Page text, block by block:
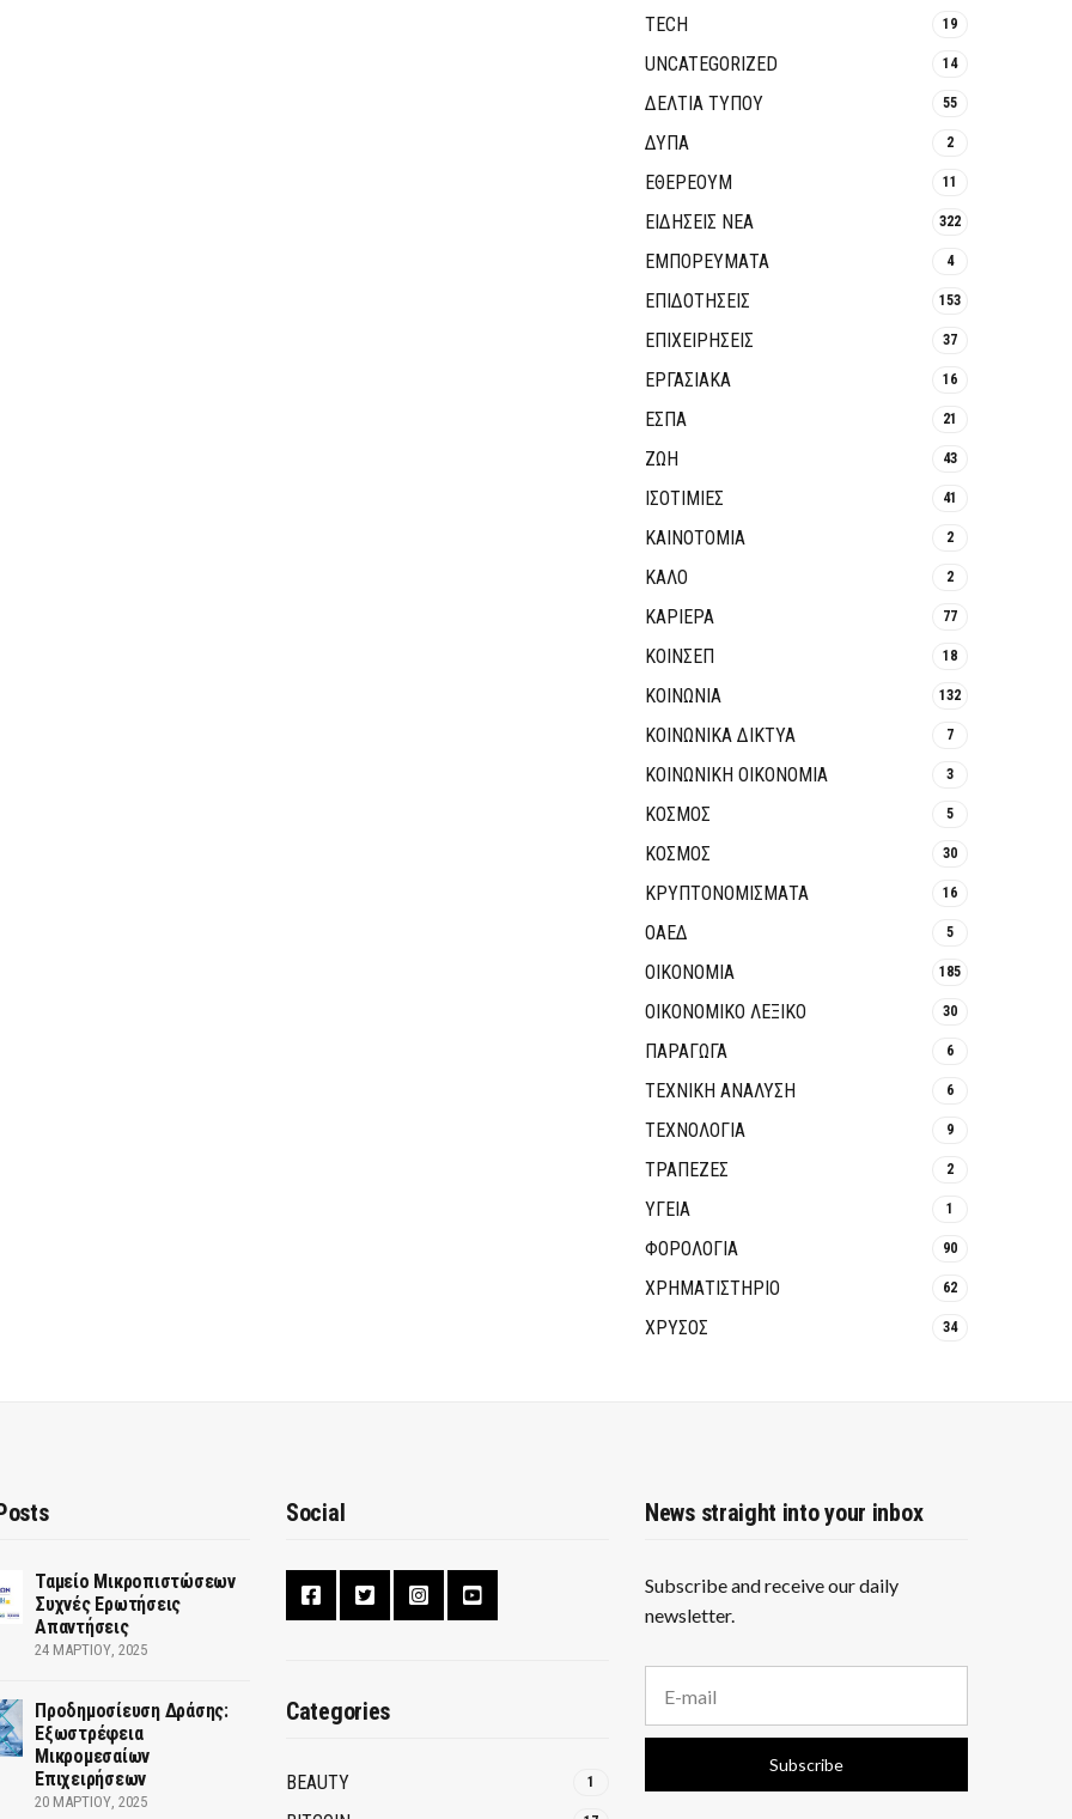
TECH 19
UNCATEGORIZED 14
ΔΕΛΤΙΑ ΤΥΠΟΥ 55
ΔΥΠΑ 2
ΕΘΈΡΕΟΥΜ 11
ΕΙΔΗΣΕΙΣ ΝΕΑ 322
ΕΜΠΟΡΕΥΜΑΤΑ 4
ΕΠΙΔΟΤΗΣΕΙΣ 153
ΕΠΙΧΕΙΡΗΣΕΙΣ 37
ΕΡΓΑΣΙΑΚΑ 16
ΕΣΠΑ 21
ΖΩΗ 43
ΙΣΟΤΙΜΙΕΣ 41
ΚΑΙΝΟΤΟΜΊΑ 2
ΚΑΛΟ 2
ΚΑΡΙΕΡΑ 77
ΚΟΙΝΣΕΠ 18
ΚΟΙΝΩΝΙΑ 132
ΚΟΙΝΩΝΙΚΆ ΔΊΚΤΥΑ 7
ΚΟΙΝΩΝΙΚΉ ΟΙΚΟΝΟΜΊΑ 3
ΚΟΣΜΟΣ 5
ΚΟΣΜΟΣ 30
ΚΡΥΠΤΟΝΟΜΊΣΜΑΤΑ 16
ΟΑΕΔ 5
ΟΙΚΟΝΟΜΙΑ 185
ΟΙΚΟΝΟΜΙΚΟ ΛΕΞΙΚΟ 30
ΠΑΡΑΓΩΓΑ 6
ΤΕΧΝΙΚΗ ΑΝΑΛΥΣΗ 6
ΤΕΧΝΟΛΟΓΙΑ 9
ΤΡΆΠΕΖΕΣ 2
ΥΓΕΙΑ 1
ΦΟΡΟΛΟΓΙΑ 90
ΧΡΗΜΑΤΙΣΤΗΡΙΟ 62
ΧΡΥΣΟΣ 34
Ταμείο Μικροπιστώσεων
Συχνές Ερωτήσεις
Απαντήσεις
24 ΜΑΡΤΊΟΥ, 2025
Προδημοσίευση Δράσης:
Εξωστρέφεια
Μικρομεσαίων
Επιχειρήσεων
20 ΜΑΡΤΊΟΥ, 2025
Social
Categories
BEAUTY 1
News straight into your inbox
Subscribe and receive our daily
newsletter.
a
i
a
Subscribe